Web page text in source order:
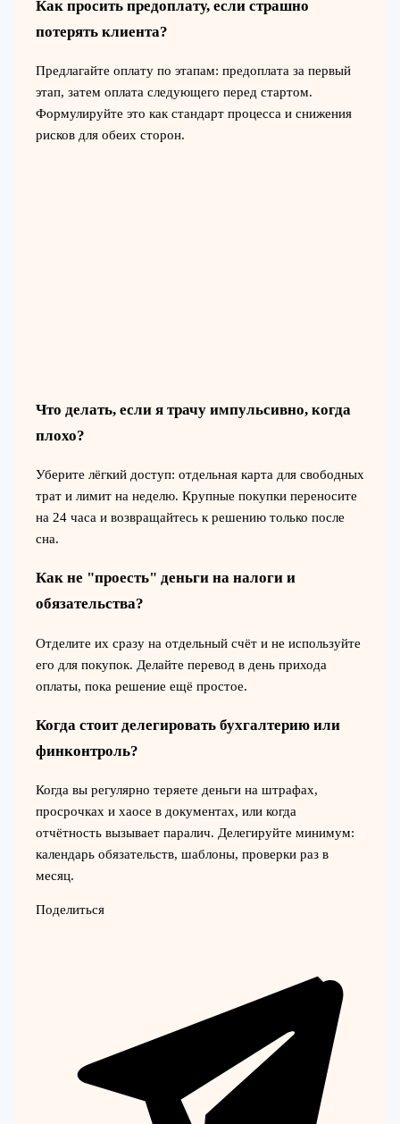
Как просить предоплату, если страшно
потерять клиента?
Предлагайте оплату по этапам: предоплата за первый
этап, затем оплата следующего перед стартом.
Формулируйте это как стандарт процесса и снижения
рисков для обеих сторон.
Что делать, если я трачу импульсивно, когда
плохо?
Уберите лёгкий доступ: отдельная карта для свободных
трат и лимит на неделю. Крупные покупки переносите
на 24 часа и возвращайтесь к решению только после
сна.
Как не "проесть" деньги на налоги и
обязательства?
Отделите их сразу на отдельный счёт и не используйте
его для покупок. Делайте перевод в день прихода
оплаты, пока решение ещё простое.
Когда стоит делегировать бухгалтерию или
финконтроль?
Когда вы регулярно теряете деньги на штрафах,
просрочках и хаосе в документах, или когда
отчётность вызывает паралич. Делегируйте минимум:
календарь обязательств, шаблоны, проверки раз в
месяц.
Поделиться